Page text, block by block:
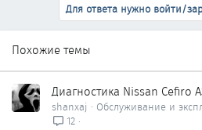
Для ответа нужно войти/
Похожие темы
Диагностика Nissan Cefiro
shanxaj
Обслуживание и
12